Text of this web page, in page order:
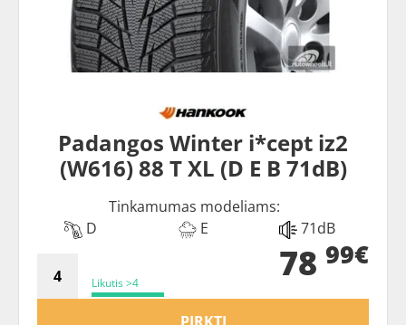
Padangos Winter i*cept iz2
(W616) 88 T XL (D E B 71dB)
Tinkamumas modeliams:
D
E 71dB
Likutis >4 78 99€